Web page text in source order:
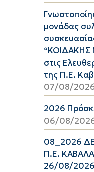
μονάδας
“ΚΟΙΔΑΚΗΣ
στις
της Π.Ε.
07/08/
2026
06/08/
08_2026
Π.Ε.
26/08/2026